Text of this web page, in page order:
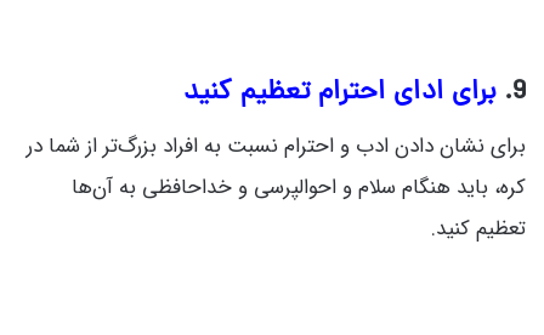
9. برای ادای احترام تعظیم کنید
برای نشان دادن ادب و احترام نسبت به افراد بزرگ‌تر از شما در
کره، باید هنگام سلام و احوالپرسی و خداحافظی به آن‌ها
تعظیم کنید.